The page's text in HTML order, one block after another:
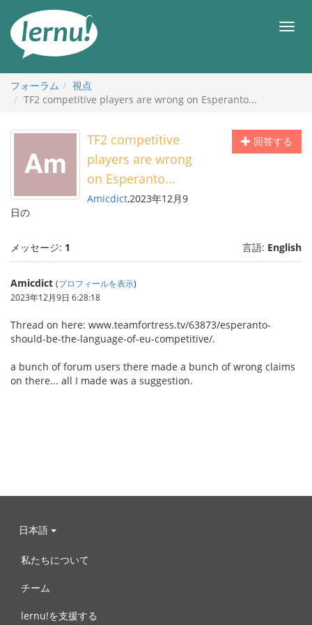
メ
フォーラム
視点
TF2 competitive players are wrong on Esperanto...
回答する
TF2 competitive
players are wrong
on Esperanto...
Amicdict,2023年12月9
日の
メッセージ: 1 言語: English
Amicdict (プロフィールを表示)
2023年12月9日 6:28:18
Thread on here: www.teamfortress.tv/63873/esperanto-
should-be-the-language-of-eu-competitive/.
a bunch of forum users there made a bunch of wrong claims
on there... all I made was a suggestion.
日本語
私たちについて
チーム
lernu!を支援する